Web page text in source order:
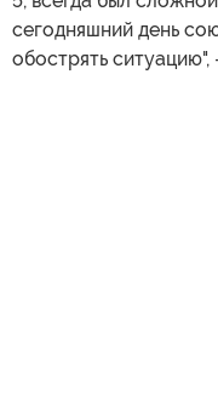
сегодняшний день
обострять